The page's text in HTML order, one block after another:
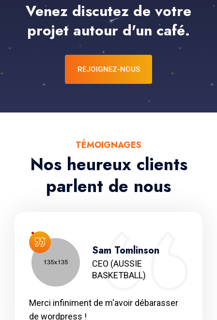
Venez discutez de votre
projet autour d'un café.
REJOIGNEZ-NOUS
TÉMOIGNAGES
Nos heureux clients
parlent de nous
Sam Tomlinson
CEO (AUSSIE
BASKETBALL)
Merci infiniment de m'avoir débarasser
de wordpress !